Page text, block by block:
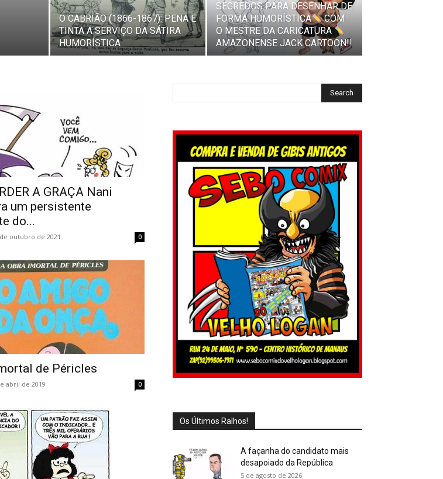
O CABRIÃO (1866-1867): PENA E
TINTA A SERVIÇO DA SÁTIRA
HUMORÍSTICA
SEGREDOS PARA DESENHAR DE
FORMA HUMORÍSTICA
COM
O MESTRE DA CARICATURA
AMAZONENSE JACK CARTOON!!
A GRAÇA Nani
um persistente
do...
outubro de 2021 0
de Péricles
abril de 2019 0
Os Últimos Ralhos!
A façanha do candidato mais
desapoiado da República
5 de agosto de 2026